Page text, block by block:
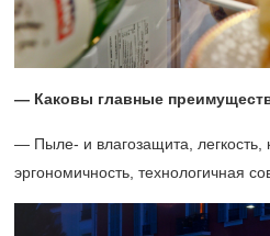
— Каковы главные
— Пыле- и влагозащита, легкость,
эргономичность, технологичная